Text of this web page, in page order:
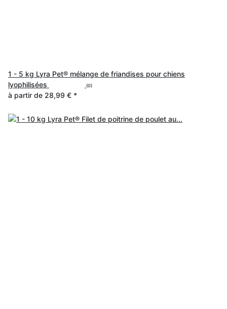
1 - 5 kg Lyra Pet® mélange de friandises pour chiens
lyophilisées
(0)
à partir de 28,99 € *